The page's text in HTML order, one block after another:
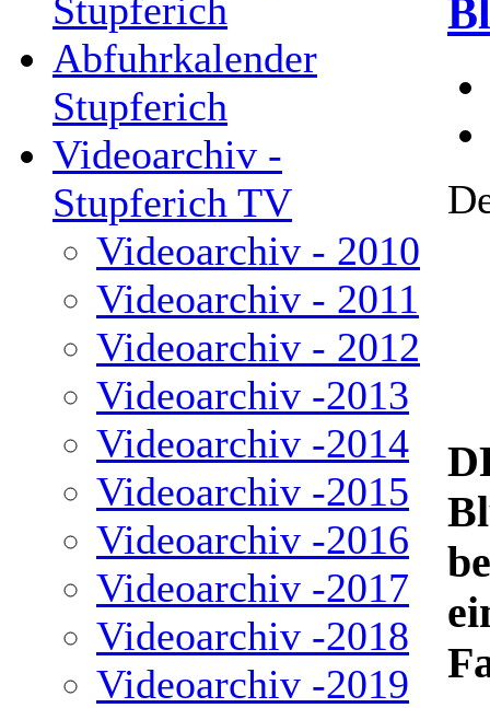
Stupferich
Abfuhrkalender
Stupferich
Videoarchiv -
Stupferich TV
Videoarchiv - 2010
Videoarchiv - 2011
Videoarchiv - 2012
Videoarchiv -2013
Videoarchiv -2014
Videoarchiv -2015
Videoarchiv -2016
Videoarchiv -2017
Videoarchiv -2018
Videoarchiv -2019